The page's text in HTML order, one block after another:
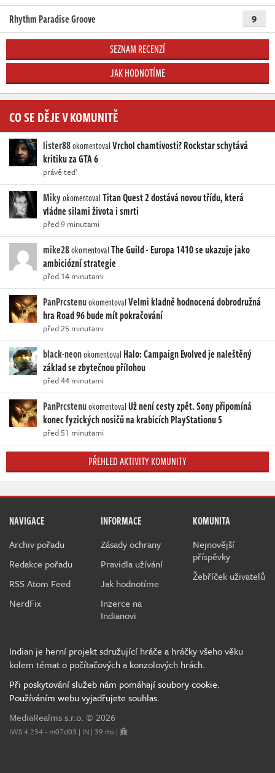
Rhythm Paradise Groove 9
SEZNAM RECENZÍ
JAK HODNOTÍME
CO SE DĚJE V KOMUNITĚ
lister88okomentovalVrchol chamtivosti? Rockstar schytává
kritiku za GTA 6
právě teď
MikyokomentovalTitan Quest 2 dostává novou třídu, která
vládne silami života i smrti
před 9 minutami
mike28okomentovalThe Guild - Europa 1410 se ukazuje jako
ambiciózní strategie
před 14 minutami
PanPrcstenuokomentovalVelmi kladně hodnocená dobrodružná
hra Road 96 bude mít pokračování
před 25 minutami
black-neonokomentoval Halo: Campaign Evolved je naleštěný
základ se zbytečnou přílohou
před 44 minutami
PanPrcstenuokomentovalUž není cesty zpět. Sony připomíná
konec fyzických nosičů na krabicích PlayStationu 5
před 51 minutami
PŘEHLED AKTIVITY KOMUNITY
NAVIGACE
Archiv pořadu
Redakce pořadu
RSS Atom Feed
NerdFix
INFORMACE
Zásady ochrany
Pravidla užívání
Jak hodnotíme
Inzerce na
Indianovi
KOMUNITA
Nejnovější
příspěvky
Žebříček uživatelů
Indian je herní projekt sdružující hráče a hráčky všeho věku
kolem témat o počítačových a konzolových hrách.
Při poskytování služeb nám pomáhají soubory cookie.
Používáním webu vyjadřujete souhlas.
MediaRealms s.r.o. © 2026
IWS 4.234 - m07d03 | IN | 39 ms |